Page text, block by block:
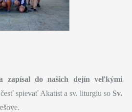
zapísal do našich dejín veľkými
spievať Akatist a sv. liturgiu so Sv.